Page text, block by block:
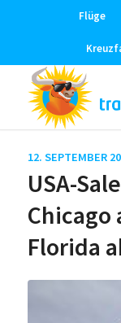
Flüge
12. SEPTEMBER
USA-
Chicago
Florida